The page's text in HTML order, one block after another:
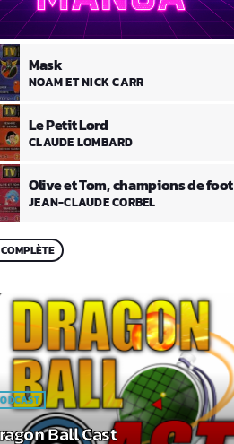
Olive et Tom, champions de foot
JEAN-CLAUDE CORBEL
Le Petit Lord
CLAUDE LOMBARD
Mask
NOAM ET NICK CARR
Ball Cast